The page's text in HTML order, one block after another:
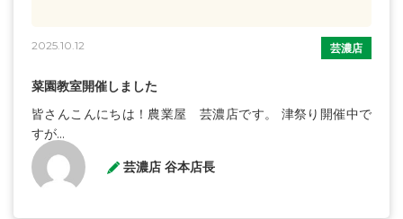
2025.10.12 芸濃店
菜園教室開催しました
皆さんこんにちは！農業屋 芸濃店です。 津祭り開催中で
すが...
芸濃店 谷本店長